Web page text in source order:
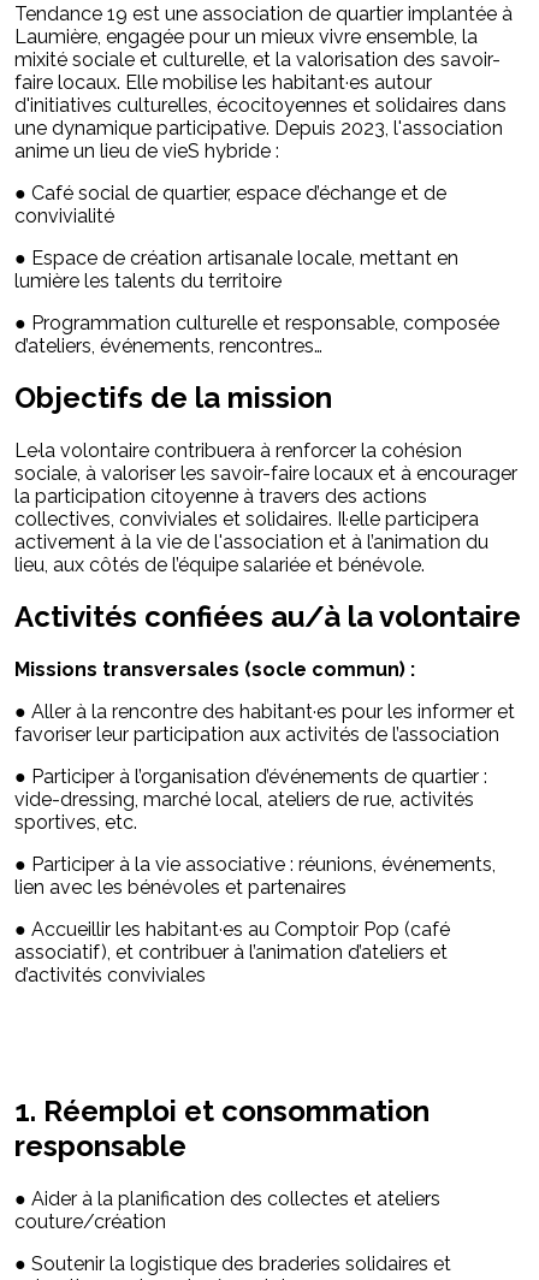
Tendance 19 est une association de quartier implantée à
Laumière, engagée pour un mieux vivre ensemble, la
mixité sociale et culturelle, et la valorisation des savoir-
faire locaux. Elle mobilise les habitant·es autour
d'initiatives culturelles, écocitoyennes et solidaires dans
une dynamique participative. Depuis 2023, l'association
anime un lieu de vieS hybride :
● Café social de quartier, espace d’échange et de
convivialité
● Espace de création artisanale locale, mettant en
lumière les talents du territoire
● Programmation culturelle et responsable, composée
d’ateliers, événements, rencontres…
Objectifs de la mission
Le·la volontaire contribuera à renforcer la cohésion
sociale, à valoriser les savoir-faire locaux et à encourager
la participation citoyenne à travers des actions
collectives, conviviales et solidaires. Il·elle participera
activement à la vie de l'association et à l’animation du
lieu, aux côtés de l’équipe salariée et bénévole.
Activités confiées au/à la volontaire
Missions transversales (socle commun) :
● Aller à la rencontre des habitant·es pour les informer et
favoriser leur participation aux activités de l’association
● Participer à l’organisation d’événements de quartier :
vide-dressing, marché local, ateliers de rue, activités
sportives, etc.
● Participer à la vie associative : réunions, événements,
lien avec les bénévoles et partenaires
● Accueillir les habitant·es au Comptoir Pop (café
associatif), et contribuer à l’animation d’ateliers et
d’activités conviviales
1. Réemploi et consommation
responsable
● Aider à la planification des collectes et ateliers
couture/création
● Soutenir la logistique des braderies solidaires et